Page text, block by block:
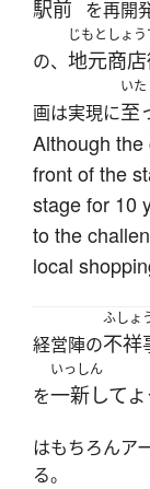
駅前 を再開
の、
じもと
地元
しょ
商
画は実現に
いた
至
Although
front of the
stage for 10
to the
local
経営陣の
ふしょ
不祥
を
いっしん
一新して
はもちろんア
る。